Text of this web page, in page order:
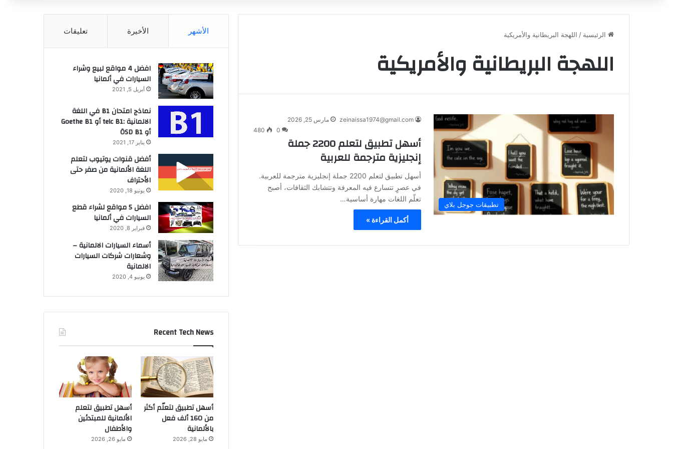
الرئيسية / اللهجة البريطانية والأمريكية
اللهجة البريطانية والأمريكية
تطبيقات جوجل بلاي
zeinaissa1974@gmail.com
مارس 25, 2026
0
480
أسهل تطبيق لتعلم 2200 جملة
إنجليزية مترجمة للعربية
أسهل تطبيق لتعلم 2200 جملة إنجليزية مترجمة للعربية.
في عصرٍ تتسارع فيه المعرفة وتتشابك الثقافات، أصبح
تعلّم اللغات مهارة أساسية…
أكمل القراءة »
الأشهر الأخيرة تعليقات
افضل 4 مواقع لبيع وشراء
السيارات في ألمانيا
أبريل 5, 2021
نماذج امتحان B1 في اللغة
الالمانية :telc B1 أو Goethe B1
أو ÖSD B1
يناير 17, 2021
أفضل قنوات يوتيوب لتعلم
اللغة الألمانية من صفر حتى
الأحتراف
يونيو 18, 2020
افضل 5 مواقع لشراء قطع
السيارات في ألمانيا
فبراير 8, 2020
أسماء السيارات الالمانية –
وشعارات شركات السيارات
الالمانية
يونيو 4, 2020
Recent Tech News
أسهل تطبيق لتعلّم أكثر
من 160 ألف فعل
بالألمانية
مايو 28, 2026
أسهل تطبيق لتعلم
الألمانية للمبتدئين
والأطفال
مايو 26, 2026